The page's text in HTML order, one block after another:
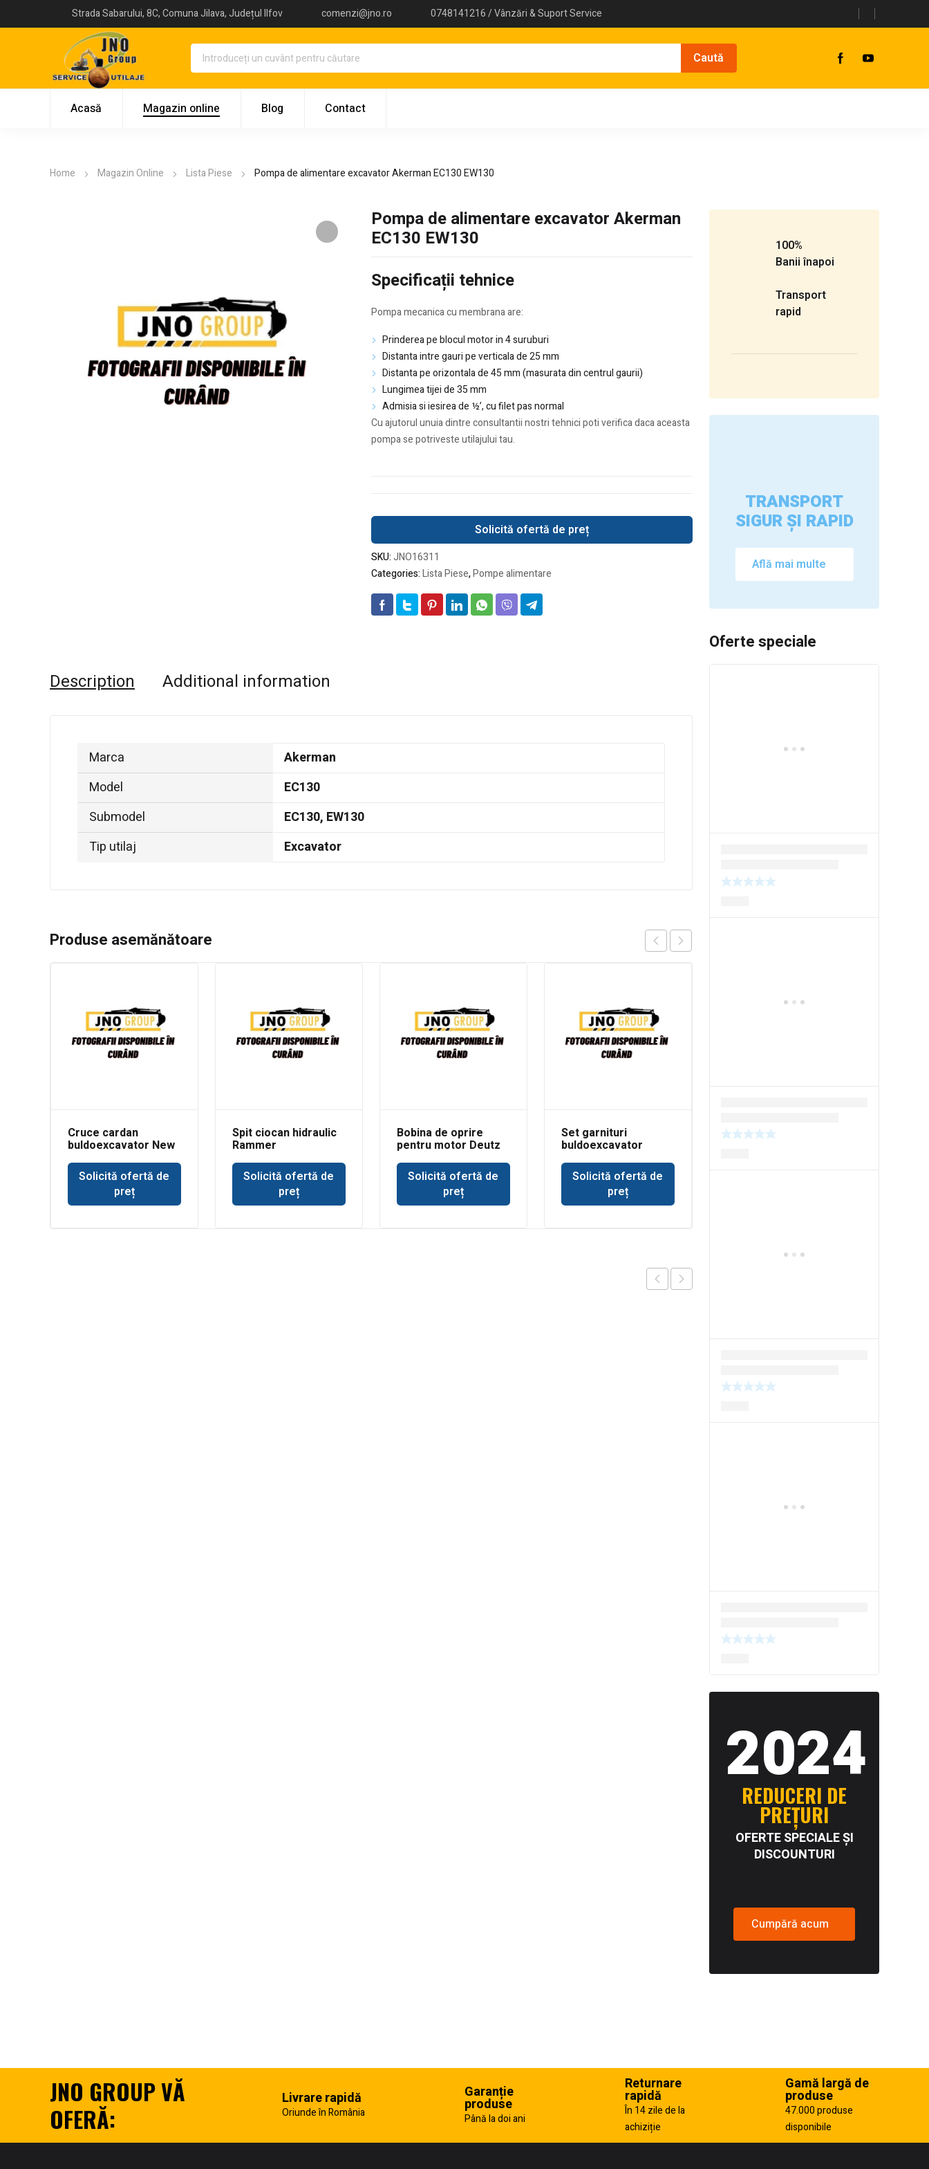
Strada Sabarului, 8C, Comuna Jilava, Județul Ilfov comenzi@jno.ro 0748141216 / Vânzări & Suport Service
Acasă Magazin online Blog Contact
Home Magazin Online Lista Piese Pompa de alimentare excavator Akerman EC130 EW130
Pompa de alimentare excavator Akerman
EC130 EW130
Specificații tehnice
Pompa mecanica cu membrana are:
Prinderea pe blocul motor in 4 suruburi
Distanta intre gauri pe verticala de 25 mm
Distanta pe orizontala de 45 mm (masurata din centrul gaurii)
Lungimea tijei de 35 mm
Admisia si iesirea de ½’, cu filet pas normal
Cu ajutorul unuia dintre consultantii nostri tehnici poti verifica daca aceasta
pompa se potriveste utilajului tau.
Solicită ofertă de preț
SKU:JNO16311
Categories:Lista Piese,Pompe alimentare
Description Additional information
Marca
Akerman
Model
EC130
Submodel
EC130, EW130
Tip utilaj
Excavator
Produse asemănătoare
Cruce cardan
buldoexcavator New
Solicită ofertă de
preț
Spit ciocan hidraulic
Rammer
Solicită ofertă de
preț
Bobina de oprire
pentru motor Deutz
Solicită ofertă de
preț
Set garnituri
buldoexcavator
basculare cupa
incarcare
Solicită ofertă de
preț
Dinti buldoexcavator
100%
Banii înapoi
Transport
rapid
TRANSPORT
SIGUR ȘI RAPID
Află mai multe
Oferte speciale
2024
REDUCERI DE
PREȚURI
OFERTE SPECIALE ȘI
DISCOUNTURI
Cumpără acum
JNO GROUP VĂ
OFERĂ:
Livrare rapidă
Oriunde în România
Garanție
produse
Până la doi ani
Returnare
rapidă
În 14 zile de la
achiziție
Gamă largă de
produse
47.000 produse
disponibile